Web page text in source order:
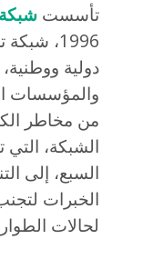
تأسست
دولية
والمؤسسات
من مخاطر
الشبكة،
السبع، إلى
الخبرات لتجنب
لحالات